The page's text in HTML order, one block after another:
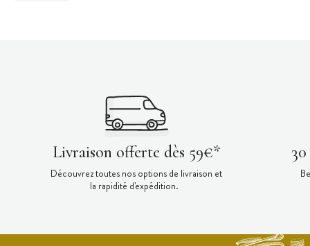
Livraison offerte dès 59€*
Découvrez toutes nos options de livraison et
la rapidité d'expédition.